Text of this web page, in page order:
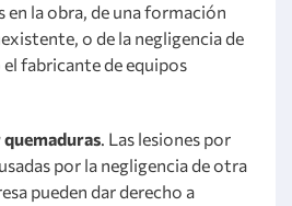
la obra, de una formación
o de la negligencia de
fabricante de equipos
. Las lesiones por
por la negligencia de otra
pueden dar derecho a